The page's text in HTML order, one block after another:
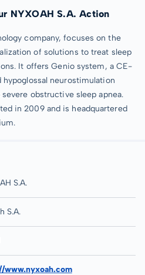
NYXOAH S.A. Action
company, focuses on the
of solutions to treat sleep
It offers Genio system, a CE-
neurostimulation
obstructive sleep apnea.
in 2009 and is headquartered
S.A.
S.A.
www.nyxoah.com